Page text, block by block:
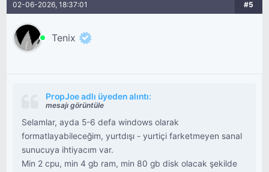
02-06-2026, 18:37:01 #5
Tenix
PropJoe adlı üyeden alıntı:
mesajı görüntüle
Selamlar, ayda 5-6 defa windows olarak
formatlayabileceğim, yurtdışı - yurtiçi farketmeyen sanal
sunucuya ihtiyacım var.
Min 2 cpu, min 4 gb ram, min 80 gb disk olacak şekilde